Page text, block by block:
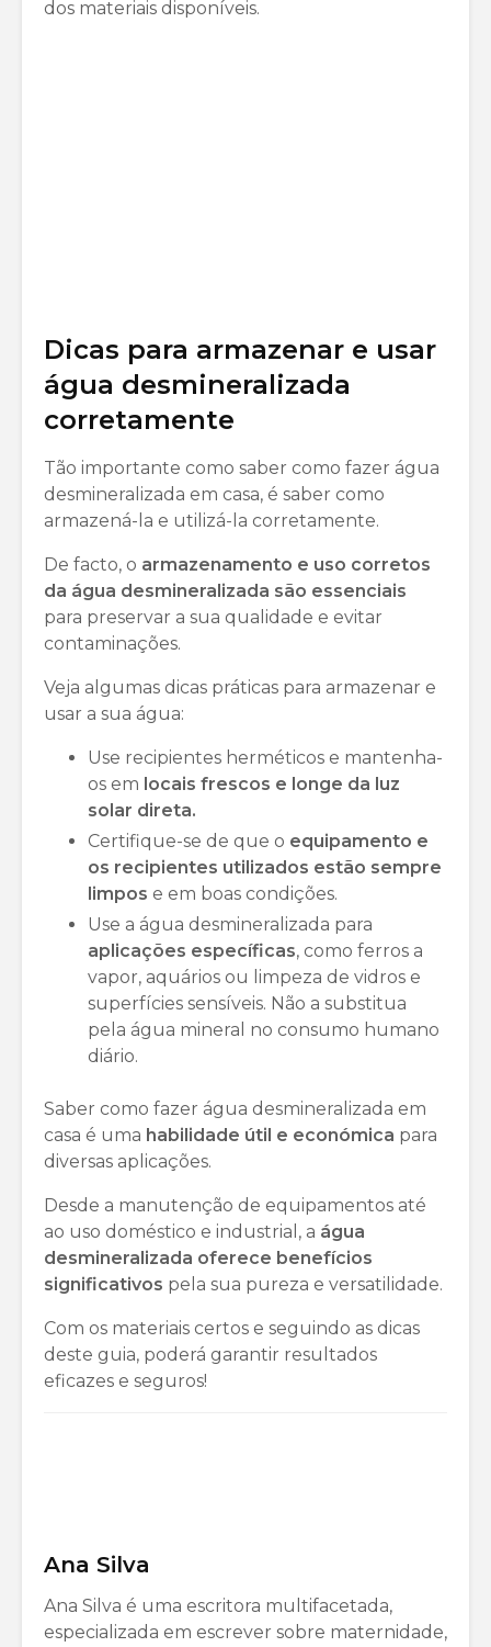
dos materiais disponíveis.
Dicas para armazenar e usar
água desmineralizada
corretamente
Tão importante como saber como fazer água
desmineralizada em casa, é saber como
armazená-la e utilizá-la corretamente.
De facto, o armazenamento e uso corretos
da água desmineralizada são essenciais
para preservar a sua qualidade e evitar
contaminações.
Veja algumas dicas práticas para armazenar e
usar a sua água:
Use recipientes herméticos e mantenha-
os em locais frescos e longe da luz
solar direta.
Certifique-se de que o equipamento e
os recipientes utilizados estão sempre
limpos e em boas condições.
Use a água desmineralizada para
aplicações específicas, como ferros a
vapor, aquários ou limpeza de vidros e
superfícies sensíveis. Não a substitua
pela água mineral no consumo humano
diário.
Saber como fazer água desmineralizada em
casa é uma habilidade útil e económica para
diversas aplicações.
Desde a manutenção de equipamentos até
ao uso doméstico e industrial, a água
desmineralizada oferece benefícios
significativos pela sua pureza e versatilidade.
Com os materiais certos e seguindo as dicas
deste guia, poderá garantir resultados
eficazes e seguros!
Ana Silva
Ana Silva é uma escritora multifacetada,
especializada em escrever sobre maternidade,